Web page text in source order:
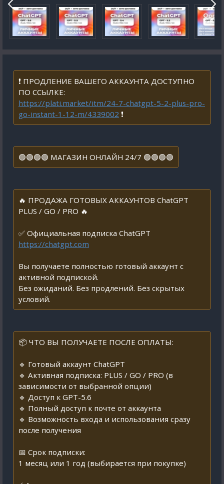
❗ ПРОДЛЕНИЕ ВАШЕГО АККАУНТА ДОСТУПНО
ПО ССЫЛКЕ:
https://plati.market/itm/24-7-chatgpt-5-2-plus-pro-
go-instant-1-12-m/4339002 ❗
🟢🟢🟢🟢 МАГАЗИН ОНЛАЙН 24/7 🟢🟢🟢🟢
🔥 ПРОДАЖА ГОТОВЫХ АККАУНТОВ ChatGPT
PLUS / GO / PRO 🔥
✅ Официальная подписка ChatGPT
https://chatgpt.com
Вы получаете полностью готовый аккаунт с
активной подпиской.
Без ожиданий. Без продлений. Без скрытых
условий.
📦 ЧТО ВЫ ПОЛУЧАЕТЕ ПОСЛЕ ОПЛАТЫ:
🔹 Готовый аккаунт ChatGPT
🔹 Активная подписка: PLUS / GO / PRO (в
зависимости от выбранной опции)
🔹 Доступ к GPT-5.6
🔹 Полный доступ к почте от аккаунта
🔹 Возможность входа и использования сразу
после получения
📅 Срок подписки:
1 месяц или 1 год (выбирается при покупке)